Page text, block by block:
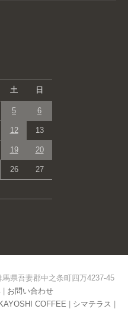
土 日
5 6
12 13
19 20
26 27
県吾妻郡中之条町四万4237-45
お問い合わせ
COFFEE シマテラス